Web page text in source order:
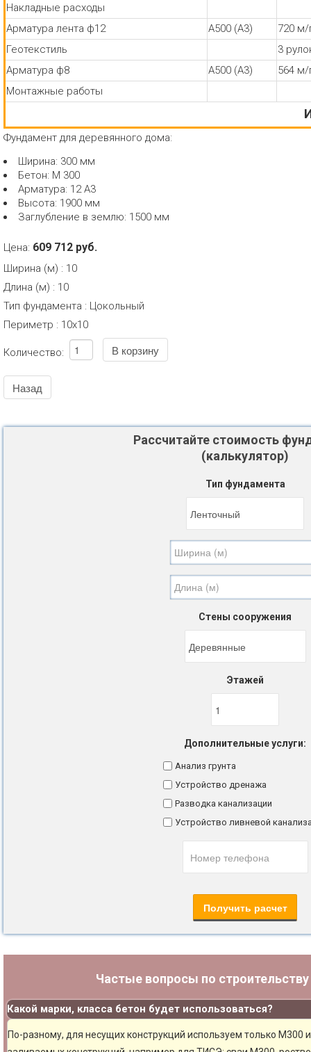
Накладные расходы
Арматура лента ф12
А500 (А3)
720 м/
Геотекстиль
3
Арматура ф8
А500 (А3)
564 м/
Монтажные работы
Фундамент для деревянного дома:
Ширина: 300 мм
Бетон: М 300
Арматура: 12 А3
Высота: 1900 мм
Заглубление в землю: 1500 мм
Цена: 609 712 руб.
Ширина (м) : 10
Длина (м) : 10
Тип фундамента : Цокольный
Периметр : 10х10
Количество:
Рассчитайте стоимость
(калькулятор)
Тип фундамента
Стены сооружения
Этажей
Дополнительные услуги:
Анализ грунта
Устройство дренажа
Разводка канализации
Устройство ливневой
Частые вопросы по
Какой марки, класса бетон будет использоваться?
По-разному, для несущих конструкций используем только М300